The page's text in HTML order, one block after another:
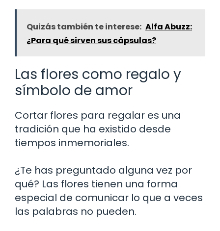
Quizás también te interese: Alfa Abuzz:
¿Para qué sirven sus cápsulas?
Las flores como regalo y
símbolo de amor
Cortar flores para regalar es una
tradición que ha existido desde
tiempos inmemoriales.
¿Te has preguntado alguna vez por
qué? Las flores tienen una forma
especial de comunicar lo que a veces
las palabras no pueden.